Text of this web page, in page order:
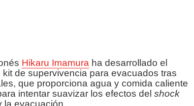
Hikaru Imamura ha desarrollado el
kit de supervivencia para evacuados tras
que proporciona agua y comida caliente
intentar suavizar los efectos delshock